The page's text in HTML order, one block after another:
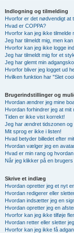
Indlogning og tilmelding
Hvorfor er det nødvendigt at
Hvad er COPPA?
Hvorfor kan jeg ikke tilmelde
Jeg har tilmeldt mig, men
Hvorfor kan jeg ikke logge
Jeg har tilmeldt mig for et
Jeg har glemt min
Hvorfor bliver jeg logget ud
Hvilken funktion har "Slet
Brugerindstillinger og
Hvordan ændrer jeg mine
Hvordan forhindrer jeg at
Tiden er ikke vist korrekt!
Jeg har ændret tidszonen og
Mit sprog er ikke i listen!
Hvad betyder billedet efter
Hvordan vælger jeg en
Hvad er min rang og
Når jeg klikker på en
Skrive et indlæg
Hvordan opretter jeg et nyt
Hvordan redigerer eller
Hvordan indsætter jeg en
Hvordan opretter jeg en
Hvorfor kan jeg ikke tilføje
Hvordan retter eller sletter
Hvorfor kan jeg ikke få